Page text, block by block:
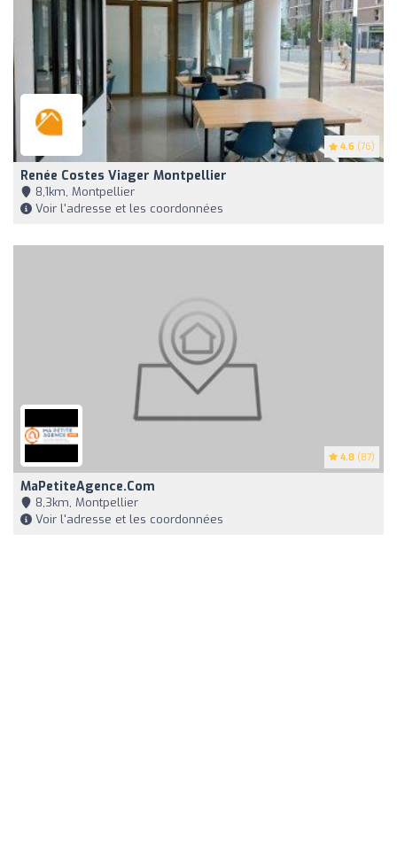
4.6 (76)
Renée Costes Viager Montpellier
8,1km, Montpellier
Voir l'adresse et les coordonnées
4.8 (87)
MaPetiteAgence.com
8,3km, Montpellier
Voir l'adresse et les coordonnées